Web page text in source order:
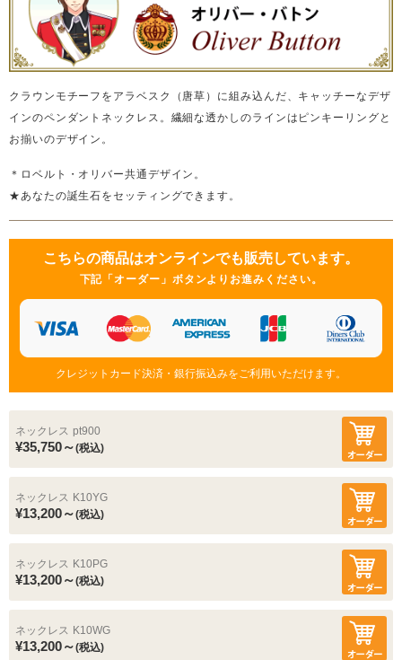
クラウンモチーフをアラベスク（唐草）に組み込んだ、キャッチーなデザ
インのペンダントネックレス。繊細な透かしのラインはピンキーリングと
お揃いのデザイン。
＊ロベルト・オリバー共通デザイン。
★あなたの誕生石をセッティングできます。
こちらの商品はオンラインでも販売しています。
下記「オーダー」ボタンよりお進みください。
クレジットカード決済・銀行振込みをご利用いただけます。
ネックレス pt900
¥35,750～(税込)
ネックレス K10YG
¥13,200～(税込)
ネックレス K10PG
¥13,200～(税込)
ネックレス K10WG
¥13,200～(税込)